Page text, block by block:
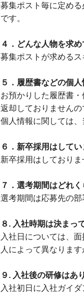
募集ポスト毎に定め
です。
４．どんな人物を求め
募集ポストが求める
５．履歴書などの個
お預かりした履歴書
返却しておりませんの
個人情報に関しては、
６．新卒採用はしてい
新卒採用はしておりま
７．選考期間はどれ
選考期間は応募先の
８. 入社時期は決まっ
入社日については、
人によって異なりま
９. 入社後の研修はあ
入社初日に入社ガイ